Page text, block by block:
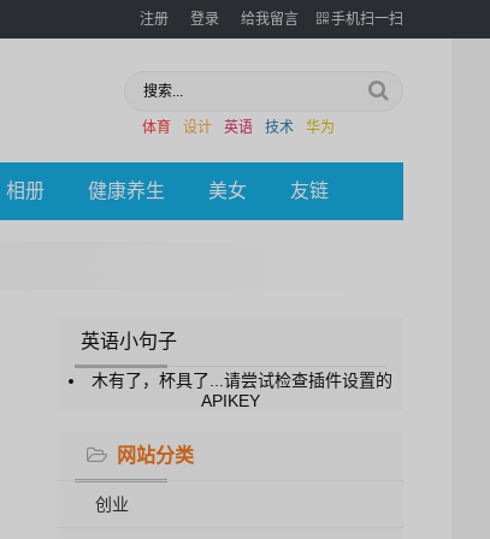
注册 登录 给我留言 手机扫一扫
体育 设计 英语 技术 华为
相册 健康养生 美女 友链
英语小句子
木有了，杯具了...请尝试检查插件设置的
APIKEY
网站分类
创业